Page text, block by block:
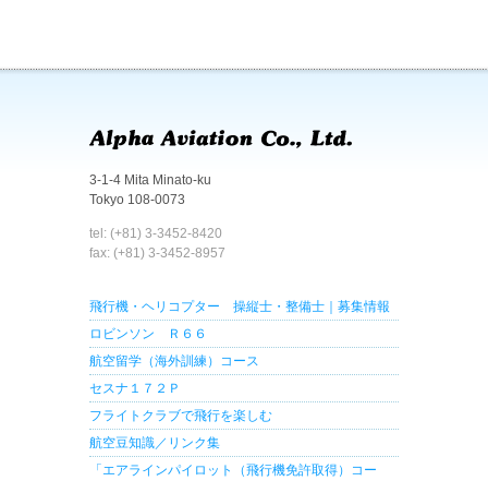
3-1-4 Mita Minato-ku
Tokyo 108-0073
tel: (+81) 3-3452-8420
fax: (+81) 3-3452-8957
飛行機・ヘリコプター 操縦士・整備士｜募集情報
ロビンソン Ｒ６６
航空留学（海外訓練）コース
セスナ１７２Ｐ
フライトクラブで飛行を楽しむ
航空豆知識／リンク集
「エアラインパイロット（飛行機免許取得）コー